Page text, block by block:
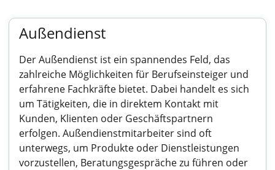
Außendienst
Der Außendienst ist ein spannendes Feld, das
zahlreiche Möglichkeiten für Berufseinsteiger und
erfahrene Fachkräfte bietet. Dabei handelt es sich
um Tätigkeiten, die in direktem Kontakt mit
Kunden, Klienten oder Geschäftspartnern
erfolgen. Außendienstmitarbeiter sind oft
unterwegs, um Produkte oder Dienstleistungen
vorzustellen, Beratungsgespräche zu führen oder